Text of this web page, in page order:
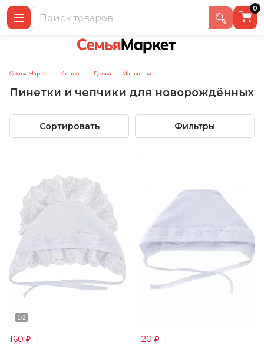
0
Семья-Маркет → Каталог → Детям → Малышам →
Пинетки и чепчики для новорождённых
Сортировать Фильтры
160 ₽ 120 ₽